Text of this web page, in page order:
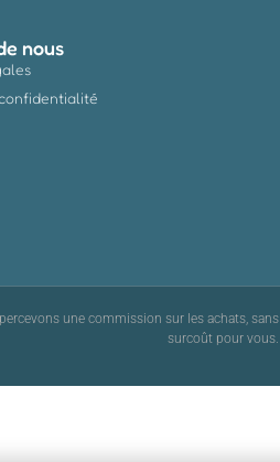
nous
une commission sur les achats, sans
surcoût pour vous.